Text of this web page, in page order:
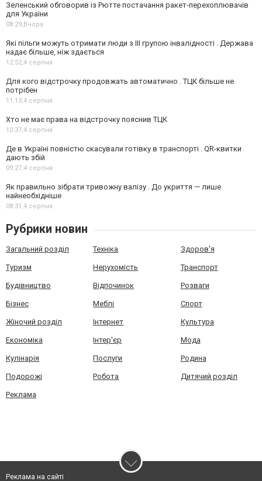
Зеленський обговорив із Рютте постачання ракет-перехоплювачів
для України
08:29, Вчора
Які пільги можуть отримати люди з III групою інвалідності . Держава
надає більше, ніж здається
12:52,4 серпня
Для кого відстрочку продовжать автоматично . ТЦК більше не
потрібен
11:13,4 серпня
Хто не має права на відстрочку пояснив ТЦК
10:37,4 серпня
Де в Україні повністю скасували готівку в транспорті . QR-квитки
дають збій
09:27,4 серпня
Як правильно зібрати тривожну валізу . До укриття — лише
найнеобхідніше
08:31,4 серпня
Рубрики новин
Загальний розділ Техніка Здоров'я
Туризм Нерухомість Транспорт
Будівництво Відпочинок Розваги
Бізнес Меблі Спорт
Жіночий розділ Інтернет Культура
Економіка Інтер'єр Мода
Кулінарія Послуги Родина
Подорожі Робота Дитячий розділ
Реклама
Реклама на сайті